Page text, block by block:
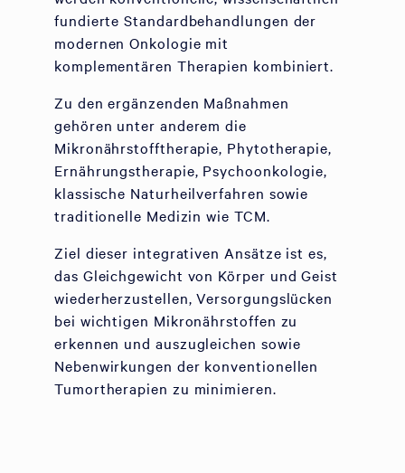
fundierte Standardbehandlungen der
modernen Onkologie mit
komplementären Therapien kombiniert.
Zu den ergänzenden Maßnahmen
gehören unter anderem die
Mikronährstofftherapie, Phytotherapie,
Ernährungstherapie, Psychoonkologie,
klassische Naturheilverfahren sowie
traditionelle Medizin wie TCM.
Ziel dieser integrativen Ansätze ist es,
das Gleichgewicht von Körper und Geist
wiederherzustellen, Versorgungslücken
bei wichtigen Mikronährstoffen zu
erkennen und auszugleichen sowie
Nebenwirkungen der konventionellen
Tumortherapien zu minimieren.